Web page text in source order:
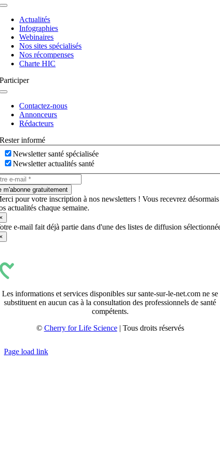
Navigation
basculeActualités
Infographies
Webinaires
Nos sites spécialisés
Nos récompenses
Charte HIC
Participer
Navigation
basculeContactez-nous
Annonceurs
Rédacteurs
Rester informé
Newsletter santé spécialisée
Newsletter actualités santé
m'abonne gratuitement
pour votre inscription à nos newsletters ! Vous recevrez désormais
actualités chaque semaine.
e-mail fait déjà partie dans d'une des listes de diffusion
Les informations et services disponibles sur sante-sur-le-net.com ne se
substituent en aucun cas à la consultation des professionnels de santé
compétents.
© Cherry for Life Science| Tous droits réservés
Page load link